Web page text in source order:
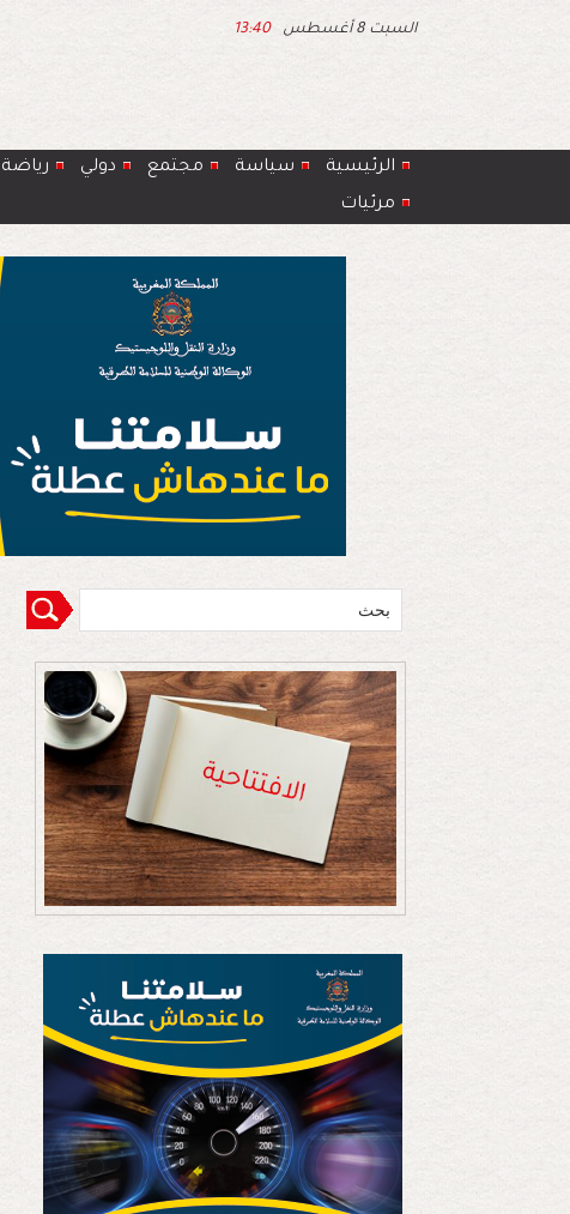
السبت 8 أغسطس 13:40
الرئيسية سياسة مجتمع دولي رياضة
مرئيات